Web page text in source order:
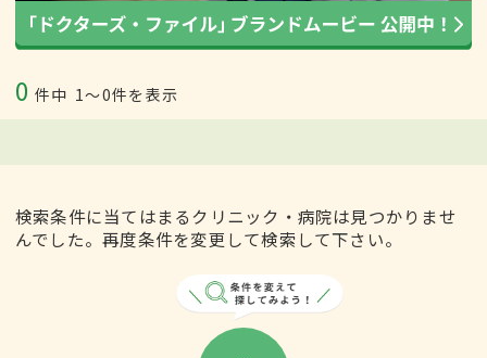
0 件中 1〜0件を表示
検索条件に当てはまるクリニック・病院は見つかりませ
んでした。再度条件を変更して検索して下さい。